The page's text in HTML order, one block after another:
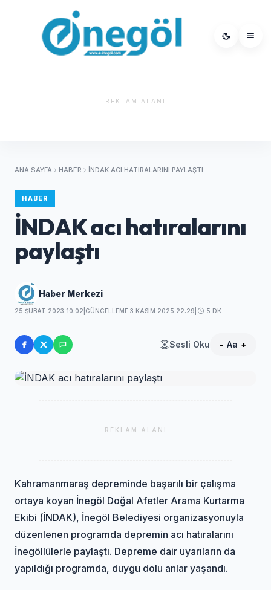
REKLAM ALANI
ANA SAYFA HABER İNDAK ACI HATIRALARINI PAYLAŞTI
HABER
İNDAK acı hatıralarını
paylaştı
Haber Merkezi
25 ŞUBAT 2023 10:02 GÜNCELLEME 3 KASIM 2025 22:29 5 DK
Sesli Oku - Aa +
REKLAM ALANI
Kahramanmaraş depreminde başarılı bir çalışma
ortaya koyan İnegöl Doğal Afetler Arama Kurtarma
Ekibi (İNDAK), İnegöl Belediyesi organizasyonuyla
düzenlenen programda depremin acı hatıralarını
İnegöllülerle paylaştı. Depreme dair uyarıların da
yapıldığı programda, duygu dolu anlar yaşandı.